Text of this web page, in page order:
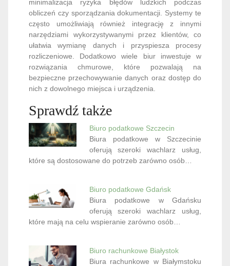
minimalizacja ryzyka błędów ludzkich podczas
obliczeń czy sporządzania dokumentacji. Systemy te
często umożliwiają również integrację z innymi
narzędziami wykorzystywanymi przez klientów, co
ułatwia wymianę danych i przyspiesza procesy
rozliczeniowe. Dodatkowo wiele biur inwestuje w
rozwiązania chmurowe, które pozwalają na
bezpieczne przechowywanie danych oraz dostęp do
nich z dowolnego miejsca i urządzenia.
Sprawdź także
Biuro podatkowe Szczecin
Biura podatkowe w Szczecinie
oferują szeroki wachlarz usług,
które są dostosowane do potrzeb zarówno osób…
Biuro podatkowe Gdańsk
Biura podatkowe w Gdańsku
oferują szeroki wachlarz usług,
które mają na celu wspieranie zarówno osób…
Biuro rachunkowe Białystok
Biura rachunkowe w Białymstoku